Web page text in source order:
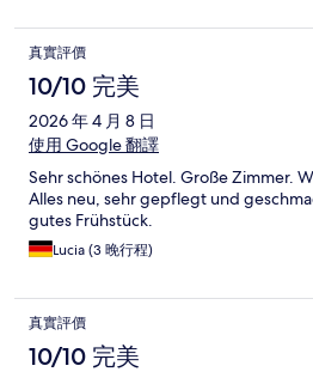
真實評價
10/10 完美
2026 年 4 月 8 日
使用 Google 翻譯
Sehr schönes Hotel. Große Zimmer.
Alles neu, sehr gepflegt und
gutes Frühstück.
Lucia (3 晚行程)
真實評價
10/10 完美